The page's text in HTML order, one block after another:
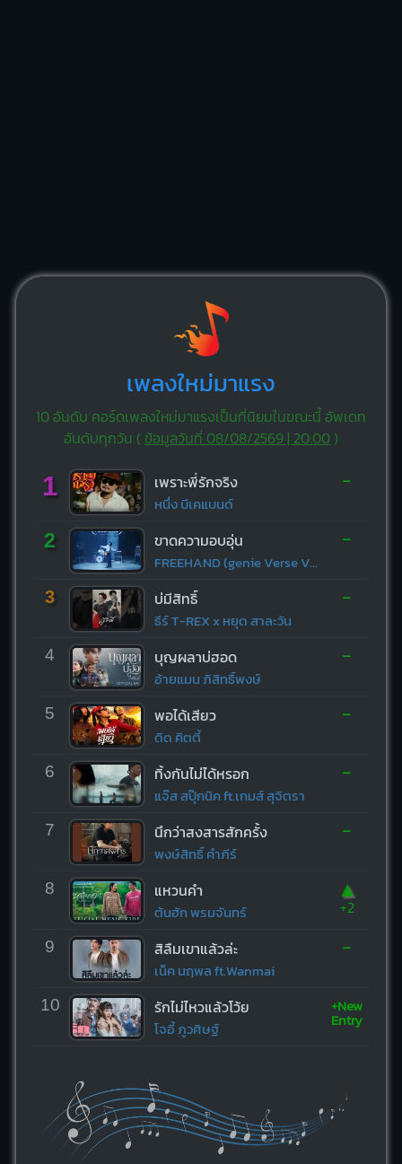
เพลงใหม่มาแรง
10 อันดับ คอร์ดเพลงใหม่มาแรงเป็นที่นิยมในขณะนี้ อัพเดท
อันดับทุกวัน ( ข้อมูลวันที่ 08/08/2569 | 20:00)
1 เพราะพี่รักจริง
หนึ่ง บีเคแบนด์
-
2 ขาดความอบอุ่น
FREEHAND (genie Verse Vol.1)
-
3 บ่มีสิทธิ์
ธีร์ T-REX x หยุด สาละวัน
-
4 บุญผลาบ่ฮอด
อ้ายแมน ภิสิทธิ์พงษ์
-
5 พอได้เสียว
ดิด คิตตี้
-
6 ทิ้งกันไม่ได้หรอก
แจ๊ส สปุ๊กนิค ft.เกมส์ สุจิตรา
-
7 นึกว่าสงสารสักครั้ง
พงษ์สิทธิ์ คำภีร์
-
8 แหวนคำ
ต้นฮัก พรมจันทร์
▲
+2
9 สิลืมเขาแล้วล่ะ
เน็ค นฤพล ft.Wanmai
-
10 รักไม่ไหวแล้วโว้ย
โจอี้ ภูวศิษฐ์
+New
Entry